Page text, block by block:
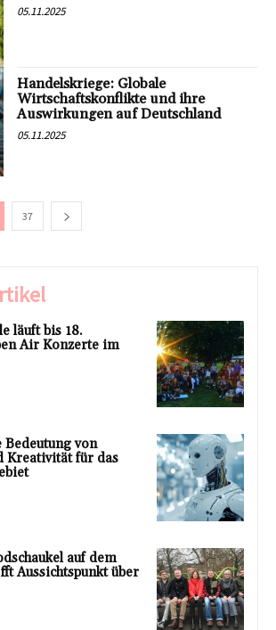
05.11.2025
Handelskriege: Globale
Wirtschaftskonflikte und ihre
Auswirkungen auf Deutschland
05.11.2025
37
läuft bis 18.
Air Konzerte im
von
Kreativität für das
auf dem
Aussichtspunkt über